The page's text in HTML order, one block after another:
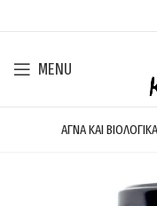
MENU
ΑΓΝΑ ΚΑΙ